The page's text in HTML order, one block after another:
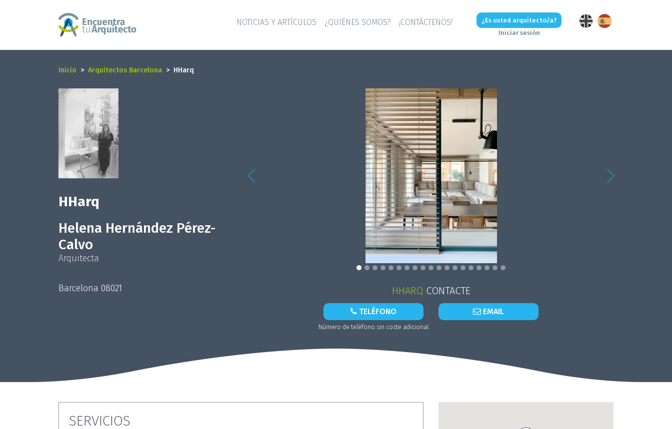
NOTICIAS Y ARTÍCULOS ¿QUIÉNES SOMOS? ¡CONTÁCTENOS!
¿Es usted arquitecto/a?
Iniciar sesión
Inicio Arquitectos Barcelona HHarq
HHarq
Helena Hernández Pérez-
Calvo
Arquitecta
Barcelona 08021 HHARQ CONTACTE
TELÉFONO
Número de teléfono sin coste adicional
EMAIL
SERVICIOS